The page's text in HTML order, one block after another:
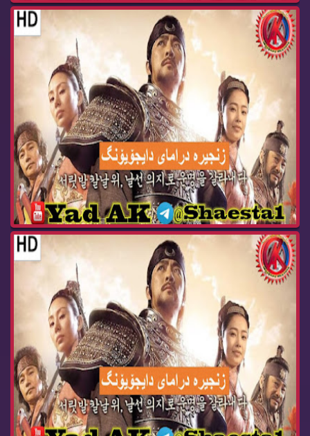
درامای ئه‌فسانه‌ی پاشا دای جۆیۆنگ ئه‌ڵقه‌ی 103 ...
درامای ئه‌فسانه‌ی پاشا دای جۆیۆنگ ئه‌ڵقه‌ی 102 ...